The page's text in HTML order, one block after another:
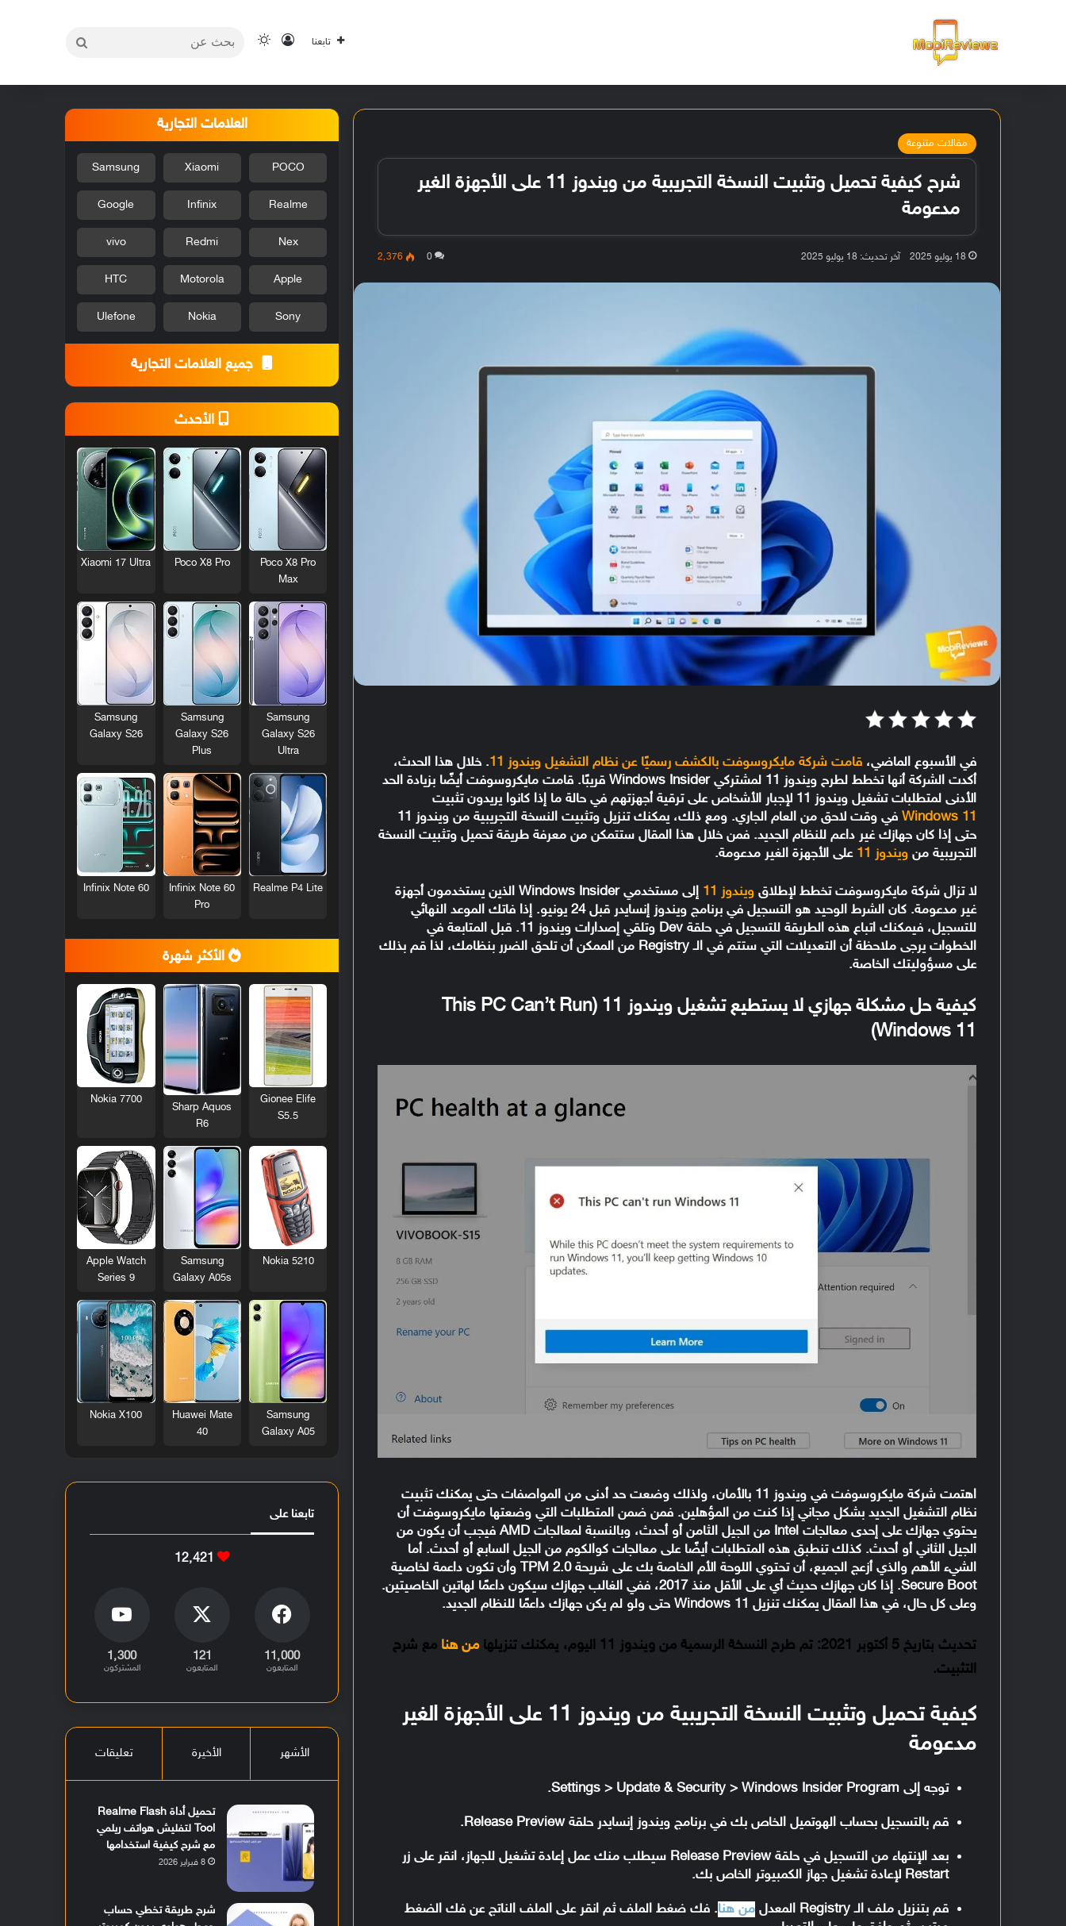
تابعنا تسجيل الدخول
الوضع المظلم
مقالات متنوعة
شرح كيفية تحميل وتثبيت النسخة التجريبية من ويندوز 11 على الأجهزة الغير
مدعومة
18 يوليو 2025 آخر تحديث: 18 يوليو 2025 0 2٬376
في الأسبوع الماضي،قامت شركة مايكروسوفت بالكشف رسميًا عن نظام التشغيل ويندوز 11
. خلال هذا الحدث،
أكدت الشركة أنها تخطط لطرح ويندوز 11 لمشتركي Windows Insider قريبًا. قامت مايكروسوفت أيضًا بزيادة الحد
الأدنى لمتطلبات تشغيل ويندوز 11 لإجبار الأشخاص على ترقية أجهزتهم في حالة ما إذا كانوا يريدون تثبيت
Windows 11
في وقت لاحق من العام الجاري. ومع ذلك، يمكنك تنزيل وتثبيت النسخة التجريبية من ويندوز 11
حتى إذا كان جهازك غير داعم للنظام الجديد. فمن خلال هذا المقال ستتمكن من معرفة طريقةتحميل وتثبيت النسخة
التجريبية منويندوز 11 على الأجهزة الغير مدعومة.
لا تزال شركة مايكروسوفت تخطط لإطلاقويندوز 11
إلى مستخدمي Windows Insider الذين يستخدمون أجهزة
غير مدعومة. كان الشرط الوحيد هو التسجيل في برنامج ويندوز إنسايدر قبل 24 يونيو. إذا فاتك الموعد النهائي
للتسجيل، فيمكنك اتباع هذه الطريقة للتسجيل في حلقة Dev وتلقي إصدارات ويندوز 11. قبل المتابعة في
الخطوات يرجى ملاحظة أن التعديلات التي ستتم في الـ Registry من الممكن أن تلحق الضرر بنظامك، لذا قم بذلك
على مسؤوليتك الخاصة.
كيفية حل مشكلة جهازي لا يستطيع تشغيل ويندوز 11 (This PC Can’t Run
Windows 11)
اهتمت شركة مايكروسوفت في ويندوز 11 بالأمان، ولذلك وضعت حد أدنى من المواصفات حتى يمكنك تثبيت
نظام التشغيل الجديد بشكل مجاني إذا كنت من المؤهلين. فمن ضمن المتطلبات التي وضعتها مايكروسوفت أن
يحتوي جهازك على إحدى معالجات Intel من الجيل الثامن أو أحدث، وبالنسبة لمعالجات AMD فيجب أن يكون من
الجيل الثاني أو أحدث. كذلك تنطبق هذه المتطلبات أيضًا على معالجات كوالكوم من الجيل السابع أو أحدث. أما
الشيء الأهم والذي أزعج الجميع، أن تحتوي اللوحة الأم الخاصة بك على شريحة TPM 2.0 وأن تكون داعمة لخاصية
Secure Boot. إذا كان جهازك حديث أي على الأقل منذ 2017، ففي الغالب جهازك سيكون داعمًا لهاتين الخاصيتين.
وعلى كل حال، في هذا المقال يمكنك تنزيل Windows 11 حتى ولو لم يكن جهازك داعمًا للنظام الجديد.
تحديث بتاريخ 5 أكتوبر 2021: تم طرح النسخة الرسمية من ويندوز 11 اليوم، يمكنك تنزيلها من هنا مع شرح
التثبيت.
كيفية تحميل وتثبيت النسخة التجريبية من ويندوز 11 على الأجهزة الغير
مدعومة
توجه إلى Settings > Update & Security > Windows Insider Program.
قم بالتسجيل بحساب الهوتميل الخاص بك في برنامج ويندوز إنسايدر حلقة Release Preview.
بعد الإنتهاء من التسجيل في حلقة Release Preview سيطلب منك عمل إعادة تشغيل للجهاز، انقر على زر
Restart لإعادة تشغيل جهاز الكمبيوتر الخاص بك.
قم بتنزيل ملف الـ Registry المعدل من هنا. فك ضغط الملف ثم انقر على الملف الناتج عن فك الضغط
العلامات التجارية
POCO
Xiaomi
Samsung
Realme
Infinix
Google
Nex
Redmi
vivo
Apple
Motorola
HTC
Sony
Nokia
Ulefone
جميع العلامات التجارية
الأحدث
Poco X8 Pro
Max
Poco X8 Pro
Xiaomi 17 Ultra
Samsung
Galaxy S26
Ultra
Samsung
Galaxy S26
Plus
Samsung
Galaxy S26
Realme P4 Lite
Infinix Note 60
Pro
Infinix Note 60
الأكثر شهرة
Gionee Elife
S5.5
Sharp Aquos
R6
Nokia 7700
Nokia 5210
Samsung
Galaxy A05s
Apple Watch
Series 9
Samsung
Galaxy A05
Huawei Mate
40
Nokia X100
تابعنا على
12٬421
11٬000
المتابعون
121
المتابعون
1٬300
المشتركون
الأشهر الأخيرة تعليقات
تحميل أداة Realme Flash
Tool لتفليش هواتف ريلمي
مع شرح كيفية استخدامها
8 فبراير 2026
شرح طريقة تخطي حساب